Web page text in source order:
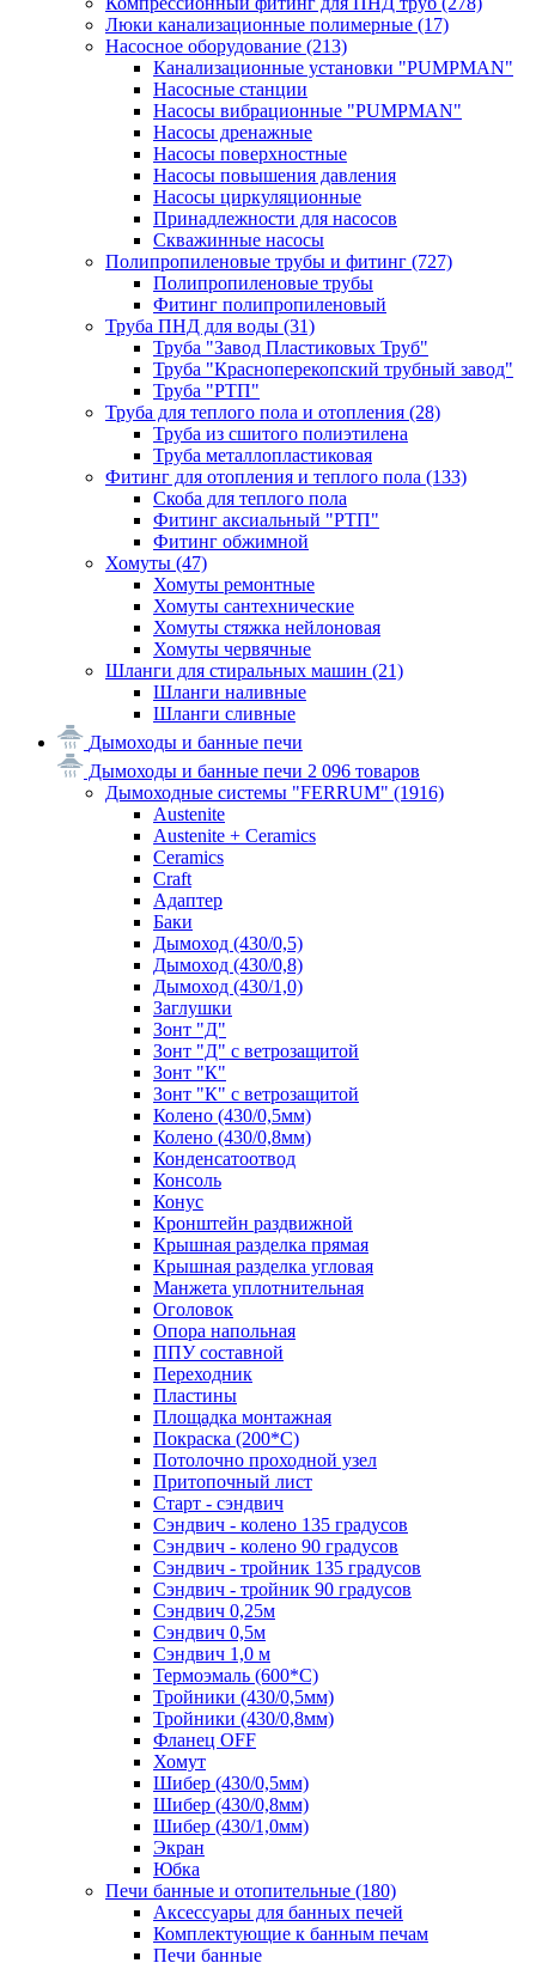
Люки канализационные полимерные (17)
Насосное оборудование (213)
Канализационные установки "PUMPMAN"
Насосные станции
Насосы вибрационные "PUMPMAN"
Насосы дренажные
Насосы поверхностные
Насосы повышения давления
Насосы циркуляционные
Принадлежности для насосов
Скважинные насосы
Полипропиленовые трубы и фитинг (727)
Полипропиленовые трубы
Фитинг полипропиленовый
Труба ПНД для воды (31)
Труба "Завод Пластиковых Труб"
Труба "Красноперекопский трубный завод"
Труба "РТП"
Труба для теплого пола и отопления (28)
Труба из сшитого полиэтилена
Труба металлопластиковая
Фитинг для отопления и теплого пола (133)
Скоба для теплого пола
Фитинг аксиальный "РТП"
Фитинг обжимной
Хомуты (47)
Хомуты ремонтные
Хомуты сантехнические
Хомуты стяжка нейлоновая
Хомуты червячные
Шланги для стиральных машин (21)
Шланги наливные
Шланги сливные
Дымоходы и банные печи
Дымоходы и банные печи 2 096 товаров
Дымоходные системы "FERRUM" (1916)
Austenite
Austenite + Ceramics
Ceramics
Craft
Адаптер
Баки
Дымоход (430/0,5)
Дымоход (430/0,8)
Дымоход (430/1,0)
Заглушки
Зонт "Д"
Зонт "Д" с ветрозащитой
Зонт "К"
Зонт "К" с ветрозащитой
Колено (430/0,5мм)
Колено (430/0,8мм)
Конденсатоотвод
Консоль
Конус
Кронштейн раздвижной
Крышная разделка прямая
Крышная разделка угловая
Манжета уплотнительная
Оголовок
Опора напольная
ППУ составной
Переходник
Пластины
Площадка монтажная
Покраска (200*С)
Потолочно проходной узел
Притопочный лист
Старт - сэндвич
Сэндвич - колено 135 градусов
Сэндвич - колено 90 градусов
Сэндвич - тройник 135 градусов
Сэндвич - тройник 90 градусов
Сэндвич 0,25м
Сэндвич 0,5м
Сэндвич 1,0 м
Термоэмаль (600*С)
Тройники (430/0,5мм)
Тройники (430/0,8мм)
Фланец OFF
Хомут
Шибер (430/0,5мм)
Шибер (430/0,8мм)
Шибер (430/1,0мм)
Экран
Юбка
Печи банные и отопительные (180)
Аксессуары для банных печей
Комплектующие к банным печам
Печи банные